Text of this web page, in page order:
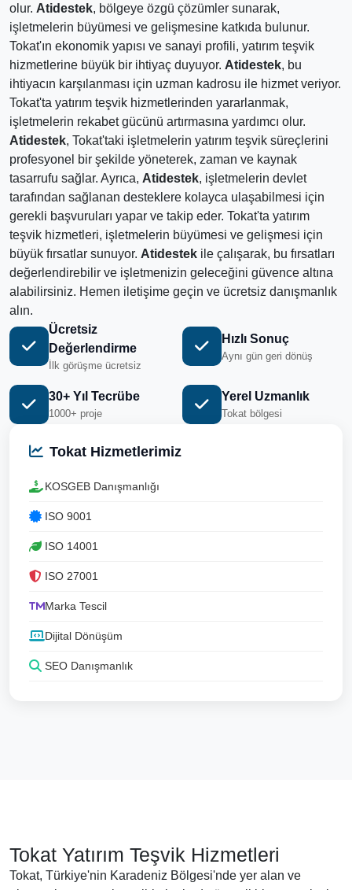
olur. Atidestek, bölgeye özgü çözümler sunarak,
işletmelerin büyümesi ve gelişmesine katkıda bulunur.
Tokat'ın ekonomik yapısı ve sanayi profili, yatırım teşvik
hizmetlerine büyük bir ihtiyaç duyuyor. Atidestek, bu
ihtiyacın karşılanması için uzman kadrosu ile hizmet veriyor.
Tokat'ta yatırım teşvik hizmetlerinden yararlanmak,
işletmelerin rekabet gücünü artırmasına yardımcı olur.
Atidestek, Tokat'taki işletmelerin yatırım teşvik süreçlerini
profesyonel bir şekilde yöneterek, zaman ve kaynak
tasarrufu sağlar. Ayrıca, Atidestek, işletmelerin devlet
tarafından sağlanan desteklere kolayca ulaşabilmesi için
gerekli başvuruları yapar ve takip eder. Tokat'ta yatırım
teşvik hizmetleri, işletmelerin büyümesi ve gelişmesi için
büyük fırsatlar sunuyor. Atidestek ile çalışarak, bu fırsatları
değerlendirebilir ve işletmenizin geleceğini güvence altına
alabilirsiniz. Hemen iletişime geçin ve ücretsiz danışmanlık
alın.
Ücretsiz
Değerlendirme
İlk görüşme ücretsiz
Hızlı Sonuç
Aynı gün geri dönüş
30+ Yıl Tecrübe
1000+ proje
Yerel Uzmanlık
Tokat bölgesi
Tokat Hizmetlerimiz
KOSGEB Danışmanlığı
ISO 9001
ISO 14001
ISO 27001
Marka Tescil
Dijital Dönüşüm
SEO Danışmanlık
Tokat Yatırım Teşvik Hizmetleri
Tokat, Türkiye'nin Karadeniz Bölgesi'nde yer alan ve